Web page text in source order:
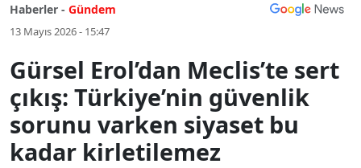
Haberler - Gündem
13 Mayıs 2026 - 15:47
Gürsel Erol’dan Meclis’te sert
çıkış: Türkiye’nin güvenlik
sorunu varken siyaset bu
kadar kirletilemez